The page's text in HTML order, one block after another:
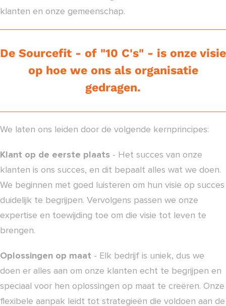
klanten en onze gemeenschap.
De Sourcefit - of "10 C's" - is onze visie
op hoe we ons als organisatie
gedragen.
We laten ons leiden door de volgende kernprincipes:
Klant op de eerste plaats - Het succes van onze
klanten is ons succes, en dit bepaalt alles wat we doen.
We beginnen met goed luisteren om hun visie op succes
duidelijk te begrijpen. Vervolgens passen we onze
expertise en toewijding toe om die visie tot leven te
brengen.
Oplossingen op maat - Elk bedrijf is uniek, dus we
doen er alles aan om onze klanten echt te begrijpen en
speciaal voor hen oplossingen op maat te creëren. Onze
flexibele aanpak leidt tot strategieën die voldoen aan de